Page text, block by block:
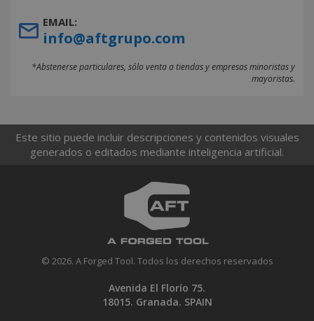
EMAIL:
info@aftgrupo.com
*Abstenerse particulares, sólo venta a tiendas y empresas minoristas y
mayoristas.
Este sitio puede incluir descripciones y contenidos visuales
generados o editados mediante inteligencia artificial.
© 2026. A Forged Tool. Todos los derechos reservados
Avenida El Florío 75.
18015. Granada. SPAIN